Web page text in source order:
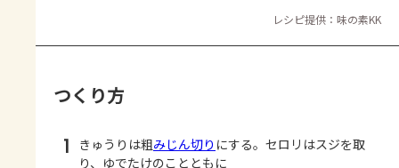
レシピ提供：味の素KK
つくり方
1 きゅうりは粗みじん切り にする。セロリはスジを取
り、ゆでたけのことともに